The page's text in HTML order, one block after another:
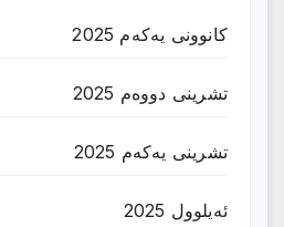
کانوونی یەکەم 2025
تشرینی دووەم 2025
تشرینی یەکەم 2025
ئەیلوول 2025